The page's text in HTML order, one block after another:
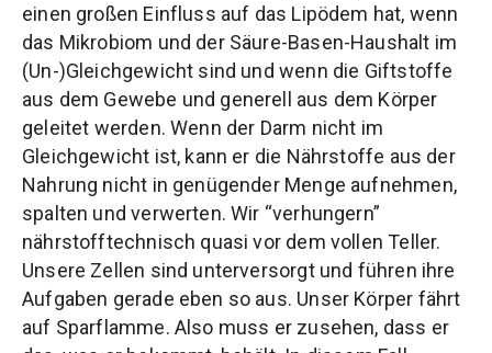
einen großen Einfluss auf das Lipödem hat, wenn
das Mikrobiom und der Säure-Basen-Haushalt im
(Un-)Gleichgewicht sind und wenn die Giftstoffe
aus dem Gewebe und generell aus dem Körper
geleitet werden. Wenn der Darm nicht im
Gleichgewicht ist, kann er die Nährstoffe aus der
Nahrung nicht in genügender Menge aufnehmen,
spalten und verwerten. Wir “verhungern”
nährstofftechnisch quasi vor dem vollen Teller.
Unsere Zellen sind unterversorgt und führen ihre
Aufgaben gerade eben so aus. Unser Körper fährt
auf Sparflamme. Also muss er zusehen, dass er